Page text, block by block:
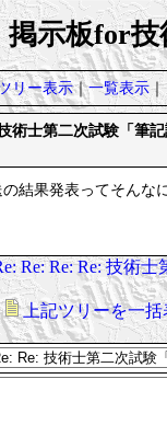
掲示板for技
リー表示｜一覧表示｜
術士第二次試験「筆
結果発表ってそんな
Re: Re: Re: 技術
上記ツリーを一括